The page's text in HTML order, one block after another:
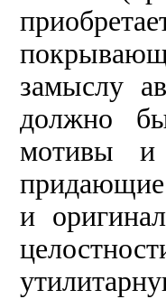
замыслу
должно
мотивы и
придающие
и